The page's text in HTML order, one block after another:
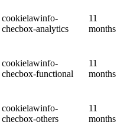
cookielawinfo-
checbox-analytics
11
months
cookielawinfo-
checbox-functional
11
months
cookielawinfo-
checbox-others
11
months